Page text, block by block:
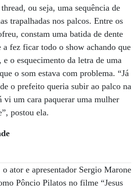
ou seja, uma sequência de
trapalhadas nos palcos. Entre os
constam uma batida de dente
fez ficar todo o show achando que
e o esquecimento da letra de uma
o som estava com problema. “Já
o prefeito queria subir ao palco na
vi um cara paquerar uma mulher
postou ela.
o ator e apresentador Sergio Marone
Pôncio Pilatos no filme “Jesus